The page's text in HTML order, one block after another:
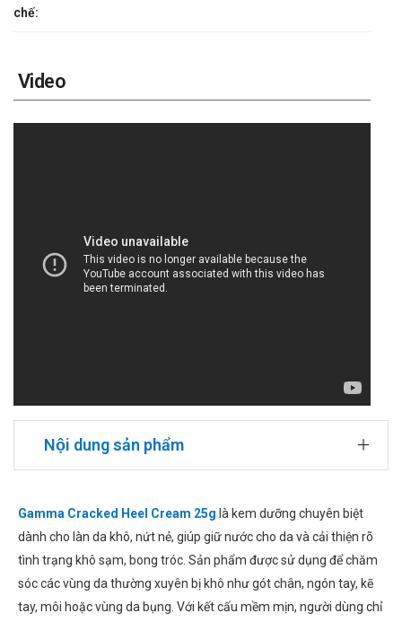
chế:
Video
Nội dung sản phẩm
Gamma Cracked Heel Cream 25g là kem dưỡng chuyên biệt
dành cho làn da khô, nứt nẻ, giúp giữ nước cho da và cải thiện rõ
tình trạng khô sạm, bong tróc. Sản phẩm được sử dụng để chăm
sóc các vùng da thường xuyên bị khô như gót chân, ngón tay, kẽ
tay, môi hoặc vùng da bụng. Với kết cấu mềm mịn, người dùng chỉ